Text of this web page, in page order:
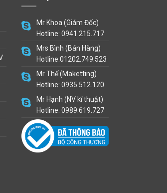
Mr Khoa (Giám Đốc)
Hotline: 0941.215.717
Mrs Bình (Bán Hàng)
Hotline:01202.749.523
Mr Thế (Maketting)
Hotline: 0935.512.120
Mr Hạnh (NV kĩ thuật)
Hotline: 0989.619.727